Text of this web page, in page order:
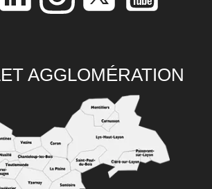
AGGLOMÉRATION